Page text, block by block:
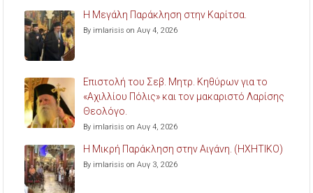
Η Μεγάλη Παράκληση στην Καρίτσα.
By imlarisis on Αυγ 4, 2026
Επιστολή του Σεβ. Μητρ. Κηθύρων για το
«Αχιλλίου Πόλις» και τον μακαριστό Λαρίσης
Θεολόγο.
By imlarisis on Αυγ 4, 2026
Η Μικρή Παράκληση στην Αιγάνη. (ΗΧΗΤΙΚΟ)
By imlarisis on Αυγ 3, 2026